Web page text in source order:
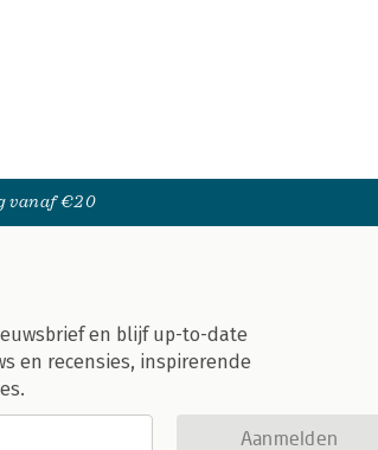
vanaf €20
en blijf up-to-date
en recensies, inspirerende
Aanmelden